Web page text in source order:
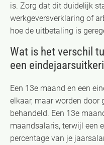
is. Zorg dat dit duidelijk
werkgeversverklaring of
hoe de uitbetaling is
Wat is het verschil
een
Een 13e maand en een
elkaar, maar worden door
behandeld. Een 13e
maandsalaris, terwijl een
percentage van je